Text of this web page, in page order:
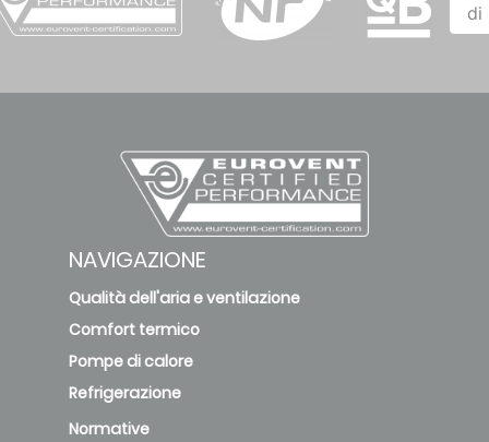
di
NAVIGAZIONE
Qualità dell'aria e ventilazione
Comfort termico
Pompe di calore
Refrigerazione
Normative